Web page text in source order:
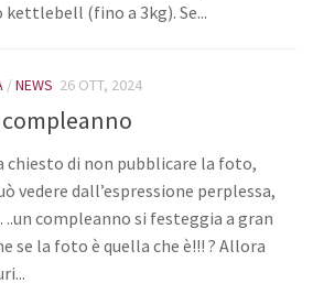
kettlebell (fino a 3kg). Se...
/NEWS 26 OTT, 2024
compleanno
chiesto di non pubblicare la foto,
vedere dall’espressione perplessa,
compleanno si festeggia a gran
se la foto è quella che è!!! ? Allora